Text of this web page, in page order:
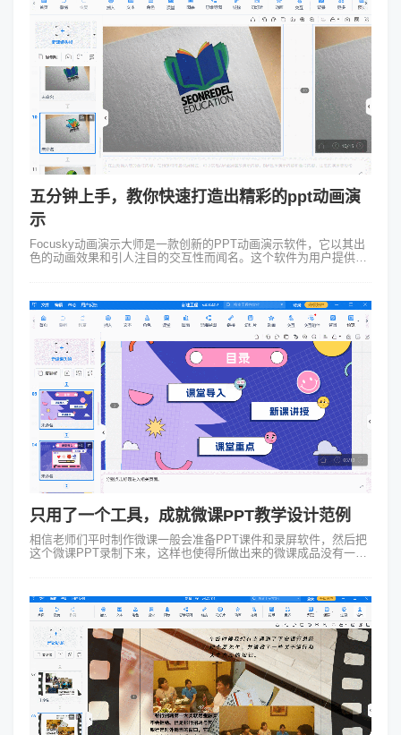
五分钟上手，教你快速打造出精彩的ppt动画演
示
Focusky动画演示大师是一款创新的PPT动画演示软件，它以其出
色的动画效果和引人注目的交互性而闻名。这个软件为用户提供了
只用了一个工具，成就微课PPT教学设计范例
相信老师们平时制作微课一般会准备PPT课件和录屏软件，然后把
这个微课PPT录制下来，这样也使得所做出来的微课成品没有一丝